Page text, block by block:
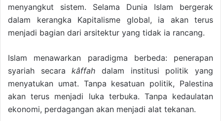
menyangkut sistem. Selama Dunia Islam bergerak
dalam kerangka Kapitalisme global, ia akan terus
menjadi bagian dari arsitektur yang tidak ia rancang.
Islam menawarkan paradigma berbeda: penerapan
syariah secarakâffah dalam institusi politik yang
menyatukan umat. Tanpa kesatuan politik, Palestina
akan terus menjadi luka terbuka. Tanpa kedaulatan
ekonomi, perdagangan akan menjadi alat tekanan.